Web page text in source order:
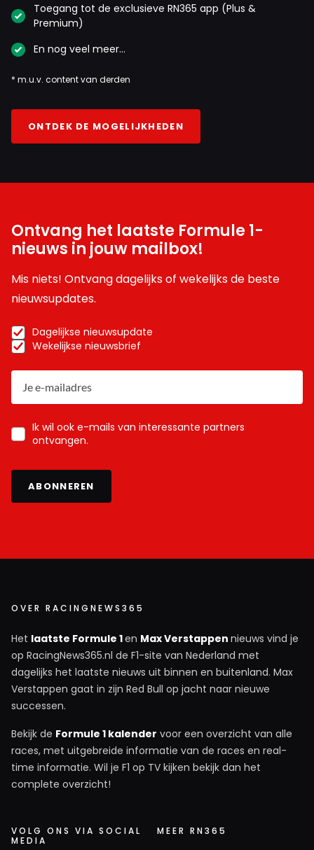
Toegang tot de exclusieve RN365 app (Plus &
Premium)
En nog veel meer…
* m.u.v. content van derden
ONTDEK DE MOGELIJKHEDEN
Ontvang het laatste Formule 1-
nieuws in jouw mailbox!
Mis niets! Ontvang dagelijks of wekelijks de beste
nieuwsupdates.
Dagelijkse nieuwsupdate
Wekelijkse nieuwsbrief
Ik wil ook e-mails van interessante partners
ontvangen.
ABONNEREN
OVER RACINGNEWS365
Het laatste Formule 1en Max Verstappen nieuws vind je
op RacingNews365.nl de F1-site van Nederland met
dagelijks het laatste nieuws uit binnen en buitenland. Max
Verstappen gaat in zijn Red Bull op jacht naar nieuwe
successen.
Bekijk de Formule 1 kalender voor een overzicht van alle
races, met uitgebreide informatie van de races en real-
time informatie. Wil je F1 op TV kijken bekijk dan het
complete overzicht!
VOLG ONS VIA SOCIAL
MEDIA
MEER RN365